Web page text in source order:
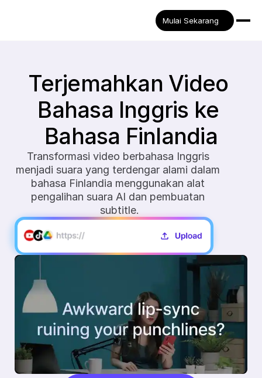
Mulai Sekarang
Terjemahkan Video
Bahasa Inggris ke
Bahasa Finlandia
Transformasi video berbahasa Inggris
menjadi suara yang terdengar alami dalam
bahasa Finlandia menggunakan alat
pengalihan suara AI dan pembuatan
subtitle.